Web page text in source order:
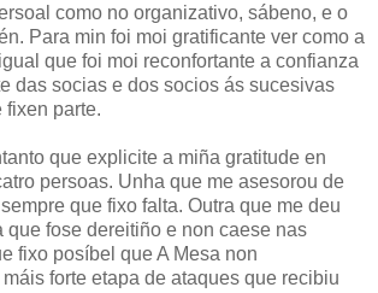
como no organizativo, sábeno, e o
Para min foi moi gratificante ver como a
que foi moi reconfortante a confianza
das socias e dos socios ás sucesivas
fixen parte.
que explicite a miña gratitude en
persoas. Unha que me asesorou de
que fixo falta. Outra que me deu
que fose dereitiño e non caese nas
fixo posíbel que A Mesa non
forte etapa de ataques que recibiu